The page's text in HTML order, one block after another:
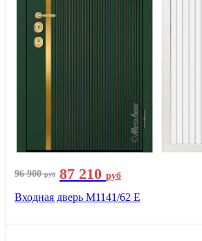
96 900руб 87 210 руб
Входная дверь М1141/62 Е